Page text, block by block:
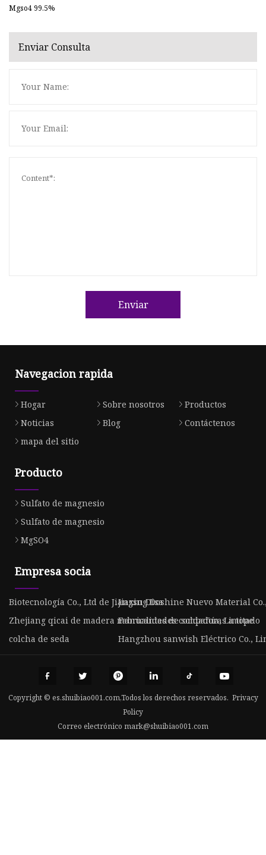
Mgso4 99.5%
Enviar Consulta
Enviar
Navegacion rapida
Hogar Sobre nosotros
Productos
Noticias
Blog
Contáctenos
mapa del sitio
Producto
Sulfato de magnesio
Sulfato de magnesio
MgSO4
Empresa socia
Biotecnología Co., Ltd de Jiangsu DisaJiaxing Doshine Nuevo Material
Zhejiang qicai de madera manualidades compañía, Limitado
Fabricantes de soldadoras a tope
colcha de seda
Hangzhou sanwish Eléctrico Co.,
Copyright © es.shuibiao001.com,Todos los derechos reservados. Privacy
Policy
Correo electrónico mark@shuibiao001.com